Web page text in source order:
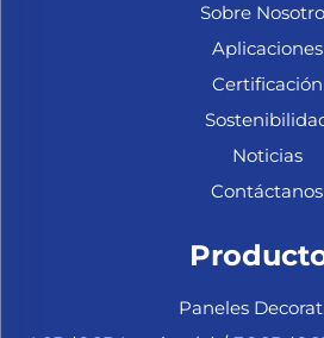
Sobre
Aplicaciones
Certificación
Noticias
Contáctanos
Paneles